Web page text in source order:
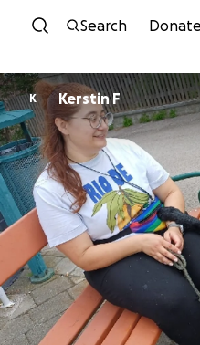
Skip
Search Donate
K Kerstin F